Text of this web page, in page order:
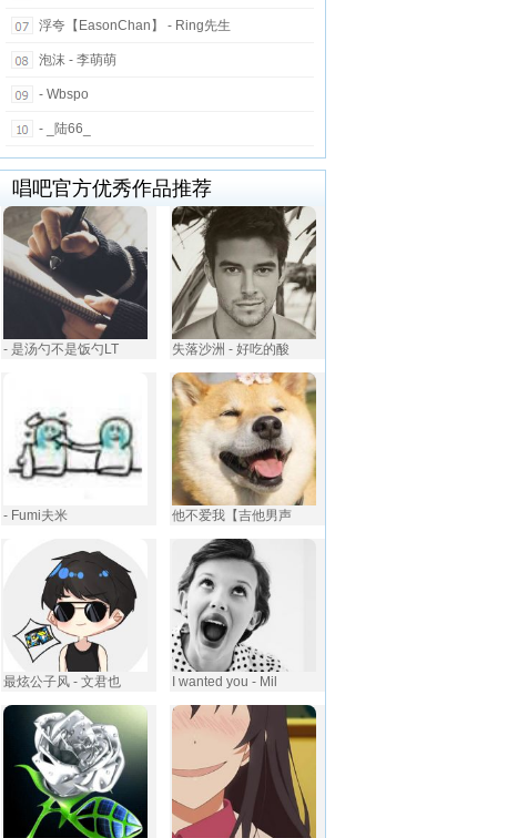
浮夸【EasonChan】 - Ring先生
泡沫 - 李萌萌
- Wbspo
- _陆66_
唱吧官方优秀作品推荐
- 是汤勺不是饭勺LT 失落沙洲 - 好吃的酸
- Fumi夫米 他不爱我【吉他男声
最炫公子风 - 文君也 I wanted you - Mil